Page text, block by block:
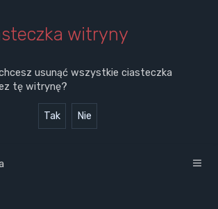
witryny
usunąć wszystkie ciasteczka
tę witrynę?